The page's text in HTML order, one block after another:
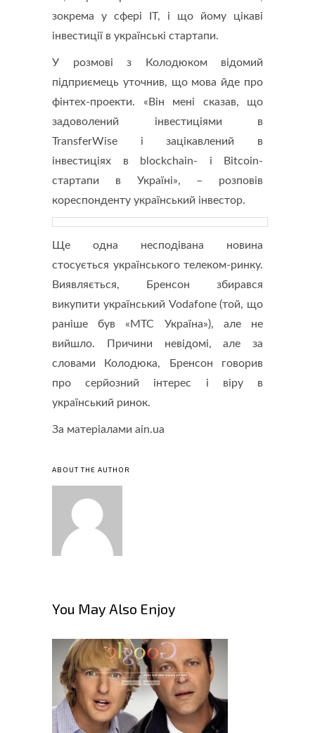
зокрема у сфері IT, і що йому цікаві
інвестиції в українські стартапи.
У розмові з Колодюком відомий
підприємець уточнив, що мова йде про
фінтех-проекти. «Він мені сказав, що
задоволений інвестиціями в
TransferWise і зацікавлений в
інвестиціях в blockchain- і Bitcoin-
стартапи в Україні», – розповів
кореспонденту український інвестор.
Ще одна несподівана новина
стосується українського телеком-ринку.
Виявляється, Бренсон збирався
викупити український Vodafone (той, що
раніше був «МТС Україна»), але не
вийшло. Причини невідомі, але за
словами Колодюка, Бренсон говорив
про серйозний інтерес і віру в
український ринок.
За матеріалами ain.ua
ABOUT THE AUTHOR
You May Also Enjoy